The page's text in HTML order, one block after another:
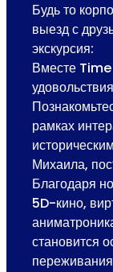
Будь то
выезд с
экскурсия:
Вместе
рамках
Михаила,
Благодаря
5D-кино,
становится